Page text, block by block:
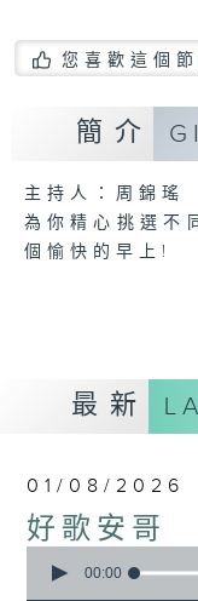
您喜歡這個
簡介
主持人：周錦瑤
為你精心挑選不
個愉快的早上!
最新
01/08/2026
好歌安哥
seconds
00:00